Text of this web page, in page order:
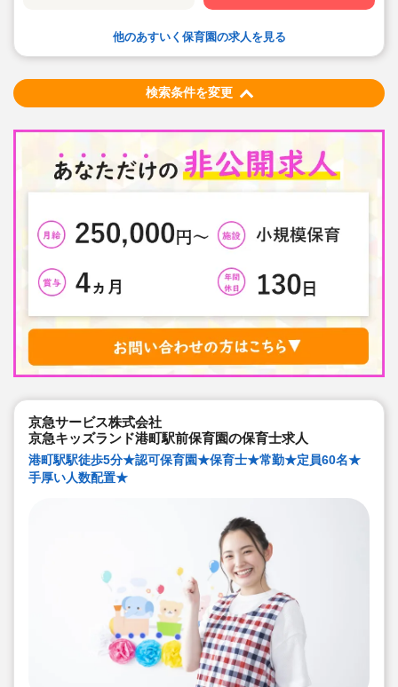
他のあすいく保育園の求人を見る
検索条件を変更
京急サービス株式会社
京急キッズランド港町駅前保育園の保育士求人
港町駅駅徒歩5分★認可保育園★保育士★常勤★定員60名★
手厚い人数配置★